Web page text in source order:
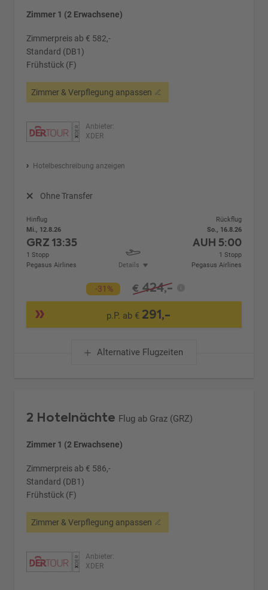
Zimmer 1 (2 Erwachsene)
Zimmerpreis ab € 582,-
Standard (DB1)
Frühstück (F)
Zimmer & Verpflegung anpassen
Anbieter:
XDER
Hotelbeschreibung anzeigen
Ohne Transfer
Hinflug
Mi., 12.8.26
GRZ13:35
1 Stopp
Pegasus Airlines
Details
Rückflug
So., 16.8.26
AUH 5:00
1 Stopp
Pegasus Airlines
-31% € 424,-
p.P. ab € 291,-
Alternative Flugzeiten
2 Hotelnächte Flug ab Graz (GRZ)
Zimmer 1 (2 Erwachsene)
Zimmerpreis ab € 586,-
Standard (DB1)
Frühstück (F)
Zimmer & Verpflegung anpassen
Anbieter:
XDER